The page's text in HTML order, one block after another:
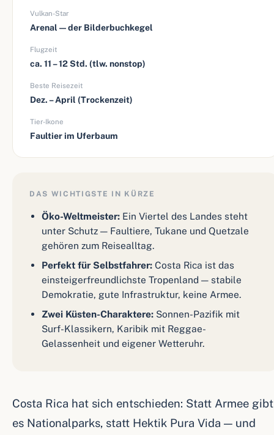
Vulkan-Star
Arenal — der Bilderbuchkegel
Flugzeit
ca. 11 – 12 Std. (tlw. nonstop)
Beste Reisezeit
Dez. – April (Trockenzeit)
Tier-Ikone
Faultier im Uferbaum
DAS WICHTIGSTE IN KÜRZE
Öko-Weltmeister: Ein Viertel des Landes steht
unter Schutz — Faultiere, Tukane und Quetzale
gehören zum Reisealltag.
Perfekt für Selbstfahrer: Costa Rica ist das
einsteigerfreundlichste Tropenland — stabile
Demokratie, gute Infrastruktur, keine Armee.
Zwei Küsten-Charaktere: Sonnen-Pazifik mit
Surf-Klassikern, Karibik mit Reggae-
Gelassenheit und eigener Wetteruhr.
Costa Rica hat sich entschieden: Statt Armee gibt
es Nationalparks, statt Hektik Pura Vida — und